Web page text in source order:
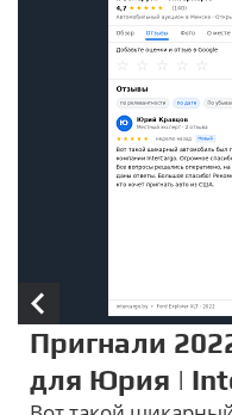
Пригнали
для Юрия |